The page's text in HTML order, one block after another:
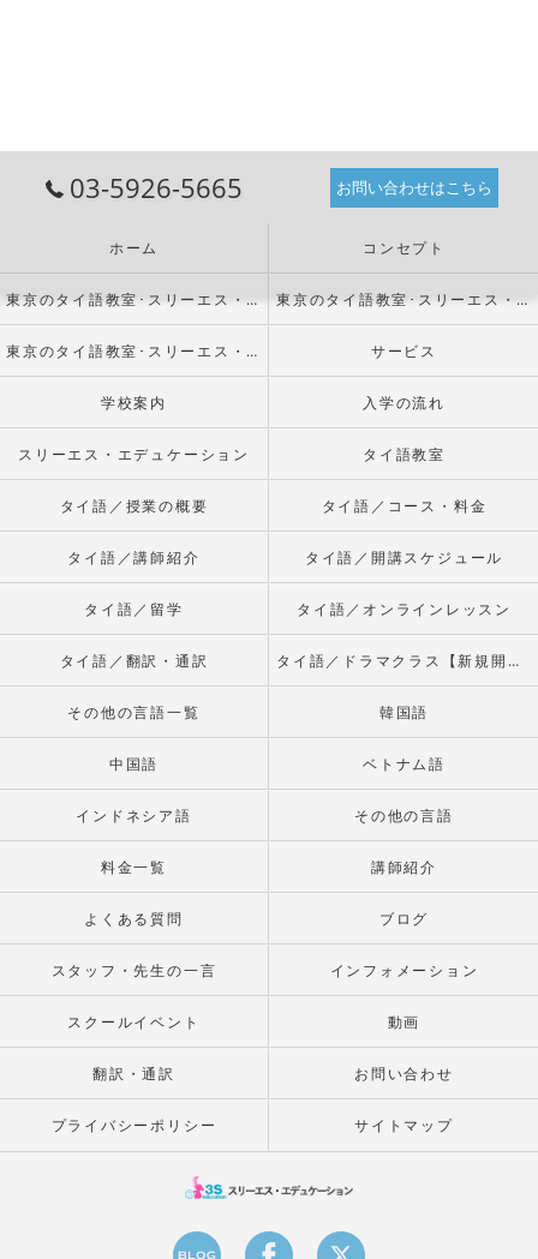
03-5926-5665 お問い合わせはこちら
ホーム コンセプト
東京のタイ語教室･スリーエス・エデュケーションの口コミ情報 東京のタイ語教室･スリーエス・エデュケーションの評判
東京のタイ語教室･スリーエス・エデュケーションのお客様の声 サービス
学校案内 入学の流れ
スリーエス・エデュケーション タイ語教室
タイ語／授業の概要 タイ語／コース・料金
タイ語／講師紹介 タイ語／開講スケジュール
タイ語／留学 タイ語／オンラインレッスン
タイ語／翻訳・通訳 タイ語／ドラマクラス【新規開校】
その他の言語一覧 韓国語
中国語 ベトナム語
インドネシア語 その他の言語
料金一覧 講師紹介
よくある質問 ブログ
スタッフ・先生の一言 インフォメーション
スクールイベント 動画
翻訳・通訳 お問い合わせ
プライバシーポリシー サイトマップ